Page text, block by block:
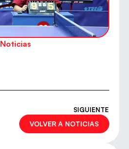
Noticias
SIGUIENTE
VOLVER A NOTICIAS